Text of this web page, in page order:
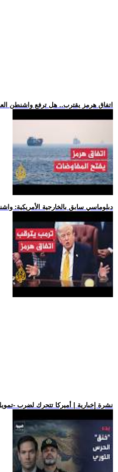
.. اتفاق هرمز يقترب.. هل ترفع واشنطن
.. دبلوماسي سابق بالخارجية الأمريكية:
.. نشرة إخبارية | أميركا تتحرك لضرب -